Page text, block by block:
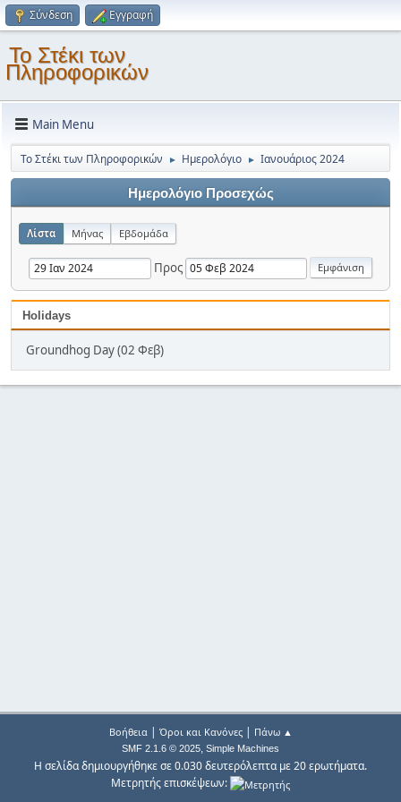
Σύνδεση Εγγραφή
Το Στέκι των
Πληροφορικών
Main Menu
Το Στέκι των Πληροφορικών ► Ημερολόγιο ► Ιανουάριος 2024
Ημερολόγιο Προσεχώς
Λίστα Μήνας Εβδομάδα
Προς
Holidays
Groundhog Day (02 Φεβ)
Βοήθεια| Όροι και Κανόνες| Πάνω ▲
SMF 2.1.6 © 2025, Simple Machines
Η σελίδα δημιουργήθηκε σε 0.030 δευτερόλεπτα με 20 ερωτήματα.
Μετρητής επισκέψεων: